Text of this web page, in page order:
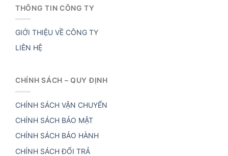
THÔNG TIN CÔNG TY
GIỚI THIỆU VỀ CÔNG TY
LIÊN HỆ
CHÍNH SÁCH – QUY ĐỊNH
CHÍNH SÁCH VẬN CHUYỂN
CHÍNH SÁCH BẢO MẬT
CHÍNH SÁCH BẢO HÀNH
CHÍNH SÁCH ĐỔI TRẢ